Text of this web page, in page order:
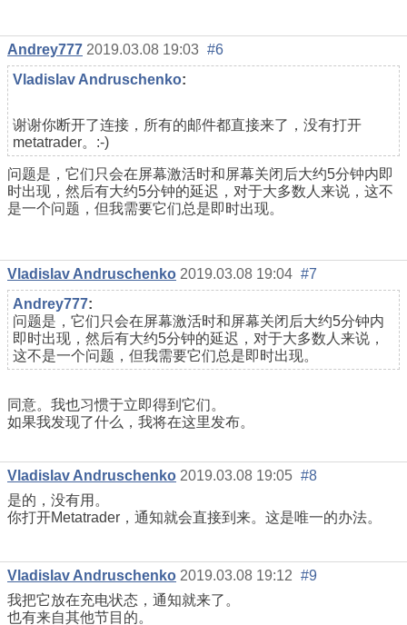
Andrey777 2019.03.08 19:03 #6
Vladislav Andruschenko:
谢谢你断开了连接，所有的邮件都直接来了，没有打开
metatrader。:-)
问题是，它们只会在屏幕激活时和屏幕关闭后大约5分钟内即
时出现，然后有大约5分钟的延迟，对于大多数人来说，这不
是一个问题，但我需要它们总是即时出现。
Vladislav Andruschenko 2019.03.08 19:04 #7
Andrey777:
问题是，它们只会在屏幕激活时和屏幕关闭后大约5分钟内
即时出现，然后有大约5分钟的延迟，对于大多数人来说，
这不是一个问题，但我需要它们总是即时出现。
同意。我也习惯于立即得到它们。
如果我发现了什么，我将在这里发布。
Vladislav Andruschenko 2019.03.08 19:05 #8
是的，没有用。
你打开Metatrader，通知就会直接到来。这是唯一的办法。
Vladislav Andruschenko 2019.03.08 19:12 #9
我把它放在充电状态，通知就来了。
也有来自其他节目的。